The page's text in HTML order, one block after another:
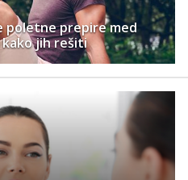
poletne prepire med
jih rešiti